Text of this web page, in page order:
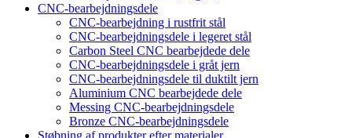
CNC-bearbejdningsdele
CNC-bearbejdning i rustfrit stål
CNC-bearbejdningsdele i legeret stål
Carbon Steel CNC bearbejdede dele
CNC-bearbejdningsdele i gråt jern
CNC-bearbejdningsdele til duktilt jern
Aluminium CNC bearbejdede dele
Messing CNC-bearbejdningsdele
Bronze CNC-bearbejdningsdele